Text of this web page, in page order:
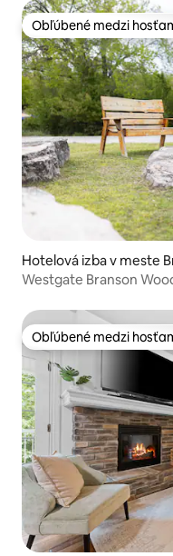
Obľúbené medzi
Obľúbené medzi
Hotelová izba v meste
Westgate Branson
Obľúbené medzi
Obľúbené medzi